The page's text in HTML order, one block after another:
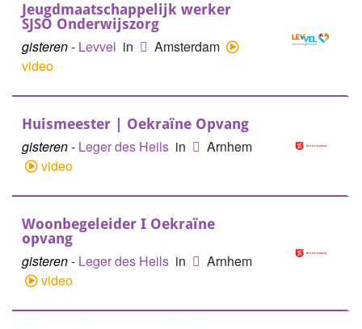
Jeugdmaatschappelijk werker
SJSO Onderwijszorg
gisteren- Levvel in
Amsterdam
video
Huismeester | Oekraïne Opvang
gisteren- Leger des Heils in
Arnhem
video
Woonbegeleider I Oekraïne
opvang
gisteren- Leger des Heils in
Arnhem
video